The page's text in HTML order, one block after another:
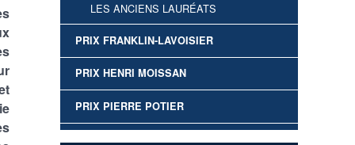
LES ANCIENS LAURÉATS
PRIX FRANKLIN-LAVOISIER
PRIX HENRI MOISSAN
PRIX PIERRE POTIER